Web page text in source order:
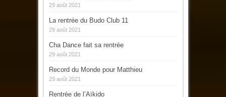
29 août 2021
La rentrée du Budo Club 11
29 août 2021
Cha Dance fait sa rentrée
29 août 2021
Record du Monde pour Matthieu
29 août 2021
Rentrée de l’Aïkido